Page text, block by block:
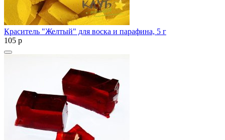
Краситель "Желтый" для воска и парафина, 5 г
105 p